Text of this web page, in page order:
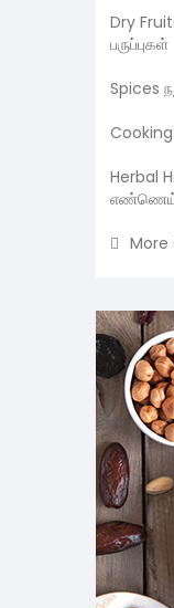
Dry
பருப்புகள்
Spices
Herbal
More